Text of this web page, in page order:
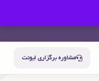
مشاوره برگزاری ایونت